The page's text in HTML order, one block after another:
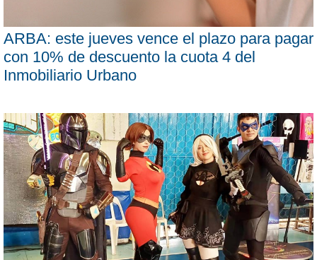
ARBA: este jueves vence el plazo para pagar
con 10% de descuento la cuota 4 del
Inmobiliario Urbano